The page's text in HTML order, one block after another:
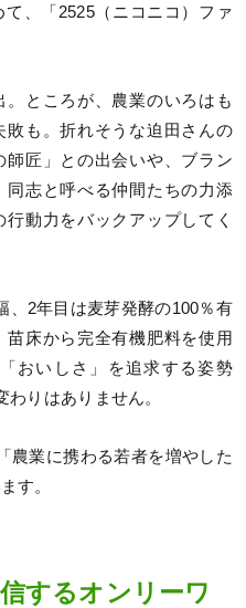
、「2525（ニコニコ）ファ
ところが、農業のいろはも
も。折れそうな迫田さんの
匠」との出会いや、ブラン
同志と呼べる仲間たちの力添
動力をバックアップしてく
、2年目は麦芽発酵の100％有
床から完全有機肥料を使用
おいしさ」を追求する姿勢
りはありません。
農業に携わる若者を増やした
す。
するオンリーワ